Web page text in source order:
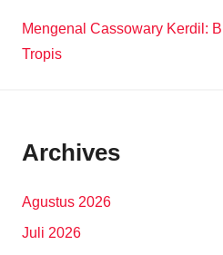
Mengenal Cassowary Kerdil:
Tropis
Archives
Agustus 2026
Juli 2026